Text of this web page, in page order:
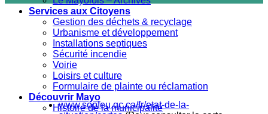
Services aux Citoyens
Gestion des déchets & recyclage
Urbanisme et développement
Installations septiques
Sécurité incendie
Voirie
Loisirs et culture
Formulaire de plainte ou réclamation
Découvrir Mayo
Histoire de la municipalité
www.sopfeu.qc.ca/fr/etat-de-la-